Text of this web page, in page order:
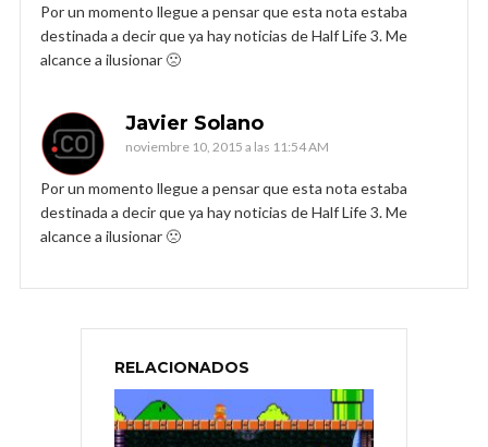
Por un momento llegue a pensar que esta nota estaba
destinada a decir que ya hay noticias de Half Life 3. Me
alcance a ilusionar 🙁
Javier Solano
noviembre 10, 2015 a las 11:54 AM
Por un momento llegue a pensar que esta nota estaba
destinada a decir que ya hay noticias de Half Life 3. Me
alcance a ilusionar 🙁
RELACIONADOS